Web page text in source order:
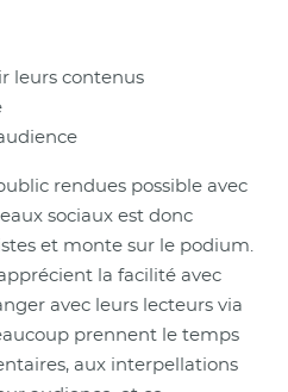
leurs contenus
rendues possible avec
sociaux est donc
et monte sur le podium.
la facilité avec
avec leurs lecteurs via
prennent le temps
aux interpellations